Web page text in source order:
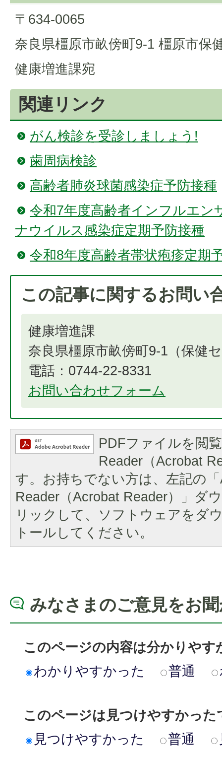
〒634-0065
奈良県橿原市畝傍町9-1 橿原市保
健康増進課宛
関連リンク
がん検診を受診しましょう!
歯周病検診
高齢者肺炎球菌感染症予防接種
令和7年度高齢者インフルエン
ナウイルス感染症定期予防接種
令和8年度高齢者帯状疱疹定期
この記事に関するお問い
健康増進課
奈良県橿原市畝傍町9-1（保健
電話：0744-22-8331
お問い合わせフォーム
PDFファイルを閲
Reader（Acrobat
す。お持ちでない方は、左記の
Reader（Acrobat Reader）」ダ
リックして、ソフトウェアをダ
トールしてください。
みなさまのご意見をお
このページの内容は分かりやす
わかりやすかった
普通
このページは見つけやすかった
見つけやすかった
普通